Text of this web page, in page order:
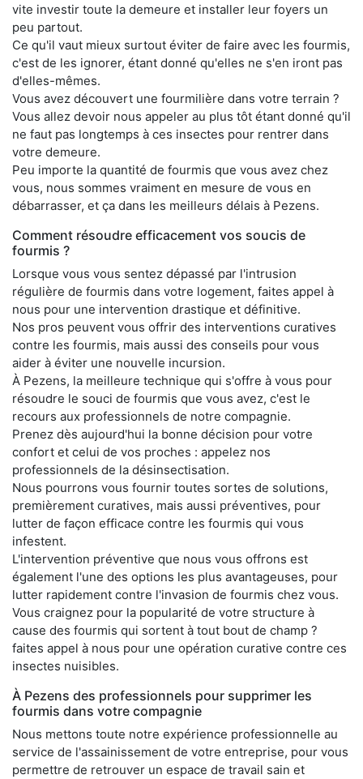
vite investir toute la demeure et installer leur foyers un
peu partout.
Ce qu'il vaut mieux surtout éviter de faire avec les fourmis,
c'est de les ignorer, étant donné qu'elles ne s'en iront pas
d'elles-mêmes.
Vous avez découvert une fourmilière dans votre terrain ?
Vous allez devoir nous appeler au plus tôt étant donné qu'il
ne faut pas longtemps à ces insectes pour rentrer dans
votre demeure.
Peu importe la quantité de fourmis que vous avez chez
vous, nous sommes vraiment en mesure de vous en
débarrasser, et ça dans les meilleurs délais à Pezens.
Comment résoudre efficacement vos soucis de
fourmis ?
Lorsque vous vous sentez dépassé par l'intrusion
régulière de fourmis dans votre logement, faites appel à
nous pour une intervention drastique et définitive.
Nos pros peuvent vous offrir des interventions curatives
contre les fourmis, mais aussi des conseils pour vous
aider à éviter une nouvelle incursion.
À Pezens, la meilleure technique qui s'offre à vous pour
résoudre le souci de fourmis que vous avez, c'est le
recours aux professionnels de notre compagnie.
Prenez dès aujourd'hui la bonne décision pour votre
confort et celui de vos proches : appelez nos
professionnels de la désinsectisation.
Nous pourrons vous fournir toutes sortes de solutions,
premièrement curatives, mais aussi préventives, pour
lutter de façon efficace contre les fourmis qui vous
infestent.
L'intervention préventive que nous vous offrons est
également l'une des options les plus avantageuses, pour
lutter rapidement contre l'invasion de fourmis chez vous.
Vous craignez pour la popularité de votre structure à
cause des fourmis qui sortent à tout bout de champ ?
faites appel à nous pour une opération curative contre ces
insectes nuisibles.
À Pezens des professionnels pour supprimer les
fourmis dans votre compagnie
Nous mettons toute notre expérience professionnelle au
service de l'assainissement de votre entreprise, pour vous
permettre de retrouver un espace de travail sain et